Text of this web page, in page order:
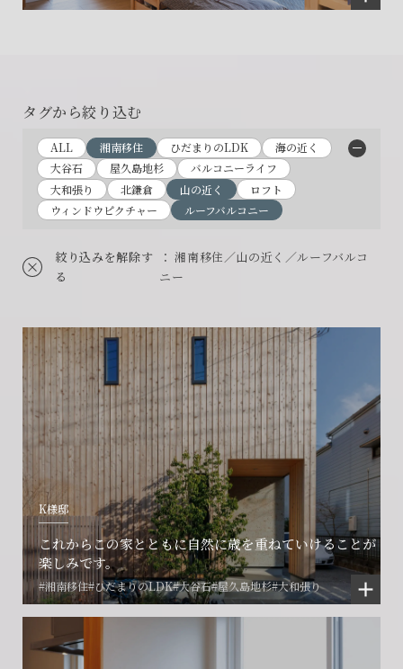
タグから絞り込む
ALL 湘南移住 ひだまりのLDK
海の近く
大谷石
屋久島地杉
バルコニーライフ
大和張り
北鎌倉 山の近く
ロフト
ウィンドウピクチャー
ルーフバルコニー
絞り込みを解除す
る
： 湘南移住／山の近く／ルーフバルコ
ニー
K様邸
これからこの家とともに自然に歳を重ねていけることが
楽しみです。
#湘南移住#ひだまりのLDK#大谷石#屋久島地杉#大和張り